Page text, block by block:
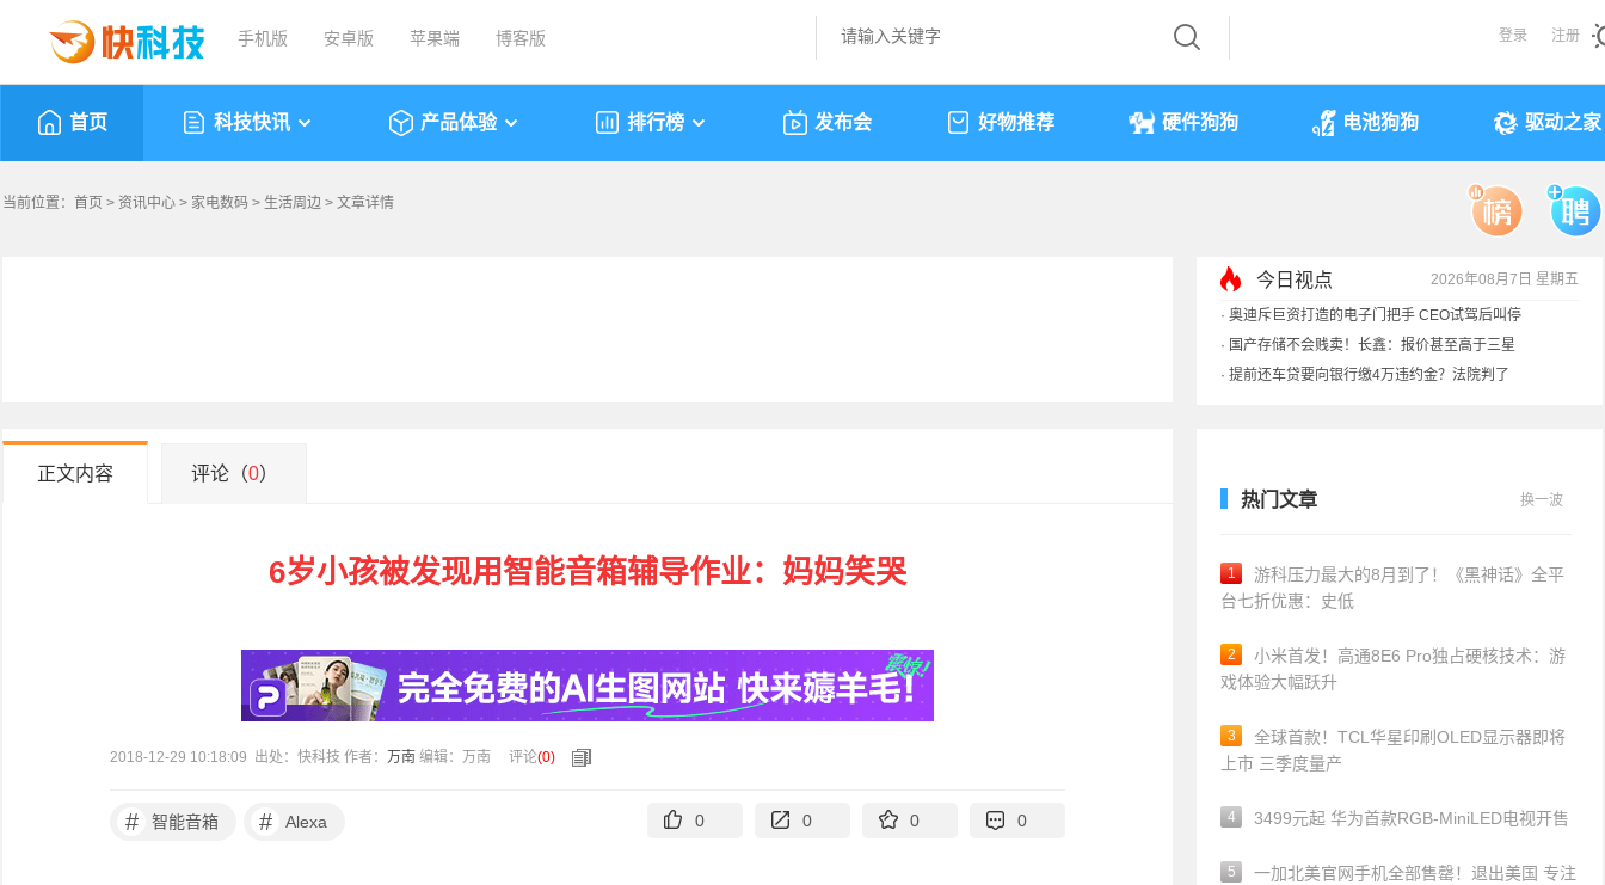
手机版 安卓版 苹果端 博客版 登录 注册
首页 科技快讯 产品体验 排行榜 发布会 好物推荐 硬件狗狗 电池狗狗 驱动之家
当前位置： 首页 > 资讯中心 > 家电数码 > 生活周边 > 文章详情
今日视点 2026年08月7日 星期五
·奥迪斥巨资打造的电子门把手 CEO试驾后叫停
正文内容 评论（0）
6岁小孩被发现用智能音箱辅导作业：妈妈笑哭
2018-12-29 10:18:09 出处：快科技 作者： 万南 编辑：万南 评论(0)
# 智能音箱 # Alexa 0 0 0 0
热门文章 换一波
1
游科压力最大的8月到了！《黑神话》全平
台七折优惠：史低
2
小米首发！高通8E6 Pro独占硬核技术：游
戏体验大幅跃升
3
全球首款！TCL华星印刷OLED显示器即将
上市 三季度量产
4 3499元起 华为首款RGB-MiniLED电视开售
5
一加北美官网手机全部售罄！退出美国 专注